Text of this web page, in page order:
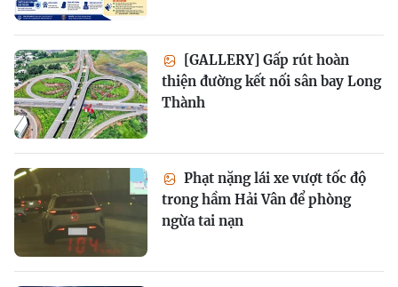
[GALLERY] Gấp rút hoàn
thiện đường kết nối sân bay Long
Thành
Phạt nặng lái xe vượt tốc độ
trong hầm Hải Vân để phòng
ngừa tai nạn